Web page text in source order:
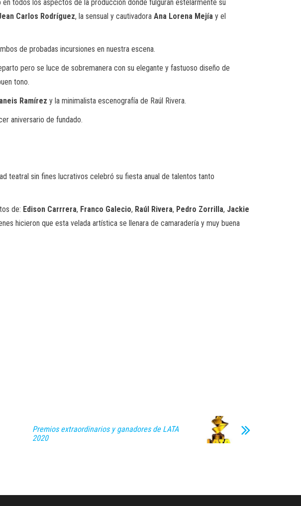
todos los aspectos de la producción donde fulguran estelarmente su
Carlos Rodríguez, la sensual y cautivadora Ana Lorena Mejía y el
de probadas incursiones en nuestra escena.
pero se luce de sobremanera con su elegante y fastuoso diseño de
tono.
Ramírez y la minimalista escenografía de Raúl Rivera.
aniversario de fundado.
teatral sin fines lucrativos celebró su fiesta anual de talentos tanto
de: Edison Carrrera, Franco Galecio, Raúl Rivera, Pedro Zorrilla, Jackie
hicieron que esta velada artística se llenara de camaradería y muy buena
Premios extraordinarios y ganadores de LATA
2020